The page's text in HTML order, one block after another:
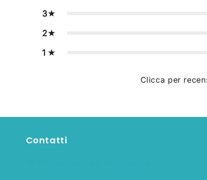
3
2
1
Clicca per
Contatti